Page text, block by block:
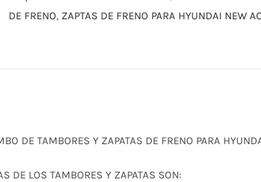
DE FRENO, ZAPTAS DE FRENO PARA HYUNDAI NEW
DE TAMBORES Y ZAPATAS DE FRENO PARA
DE LOS TAMBORES Y ZAPATAS SON: